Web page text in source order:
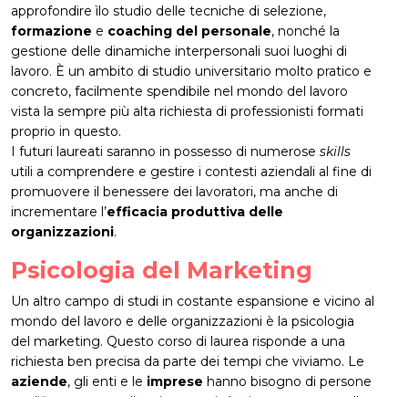
approfondire ìlo studio delle tecniche di selezione,
formazione e coaching del personale, nonché la
gestione delle dinamiche interpersonali suoi luoghi di
lavoro. È un ambito di studio universitario molto pratico e
concreto, facilmente spendibile nel mondo del lavoro
vista la sempre più alta richiesta di professionisti formati
proprio in questo.
I futuri laureati saranno in possesso di numerose skills
utili a comprendere e gestire i contesti aziendali al fine di
promuovere il benessere dei lavoratori, ma anche di
incrementare l’efficacia produttiva delle
organizzazioni.
Psicologia del Marketing
Un altro campo di studi in costante espansione e vicino al
mondo del lavoro e delle organizzazioni è la psicologia
del marketing. Questo corso di laurea risponde a una
richiesta ben precisa da parte dei tempi che viviamo. Le
aziende, gli enti e le imprese hanno bisogno di persone